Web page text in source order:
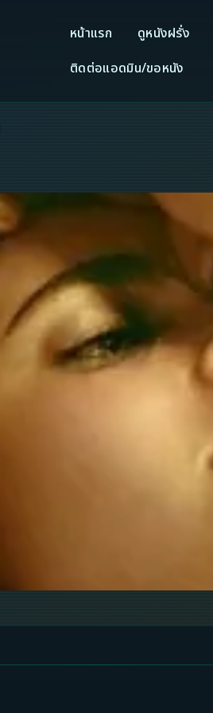
หน้าแรก ดูหนังฝรั่ง
ติดต่อแอดมิน/ขอหนัง